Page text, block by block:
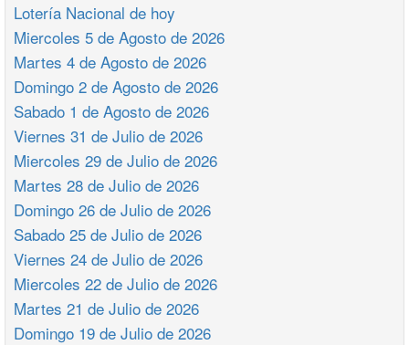
Lotería Nacional de hoy
Miercoles 5 de Agosto de 2026
Martes 4 de Agosto de 2026
Domingo 2 de Agosto de 2026
Sabado 1 de Agosto de 2026
Viernes 31 de Julio de 2026
Miercoles 29 de Julio de 2026
Martes 28 de Julio de 2026
Domingo 26 de Julio de 2026
Sabado 25 de Julio de 2026
Viernes 24 de Julio de 2026
Miercoles 22 de Julio de 2026
Martes 21 de Julio de 2026
Domingo 19 de Julio de 2026